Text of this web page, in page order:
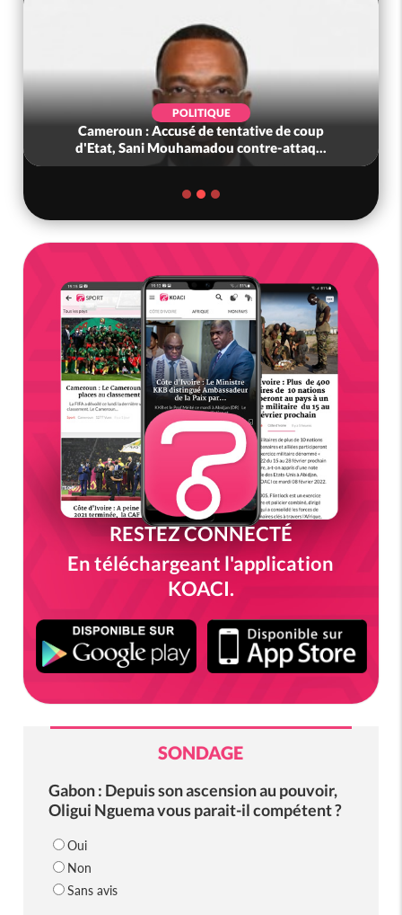
POLITIQUE
Cameroun : Accusé de tentative de coup
d'Etat, Sani Mouhamadou contre-attaq...
RESTEZ CONNECTÉ
En téléchargeant l'application
KOACI.
SONDAGE
Gabon : Depuis son ascension au pouvoir,
Oligui Nguema vous parait-il compétent ?
Oui
Non
Sans avis